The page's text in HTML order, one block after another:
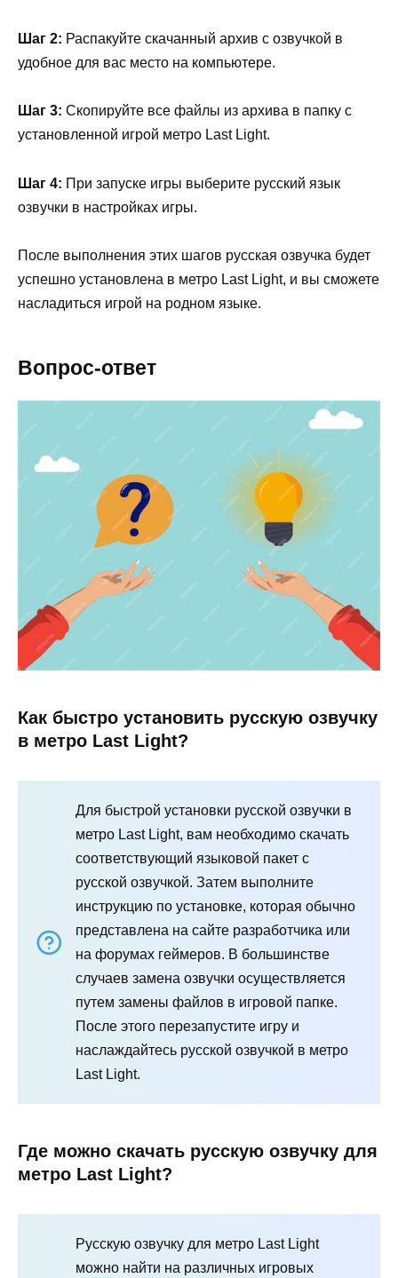
Шаг 2: Распакуйте скачанный архив с озвучкой в
удобное для вас место на компьютере.
Шаг 3: Скопируйте все файлы из архива в папку с
установленной игрой метро Last Light.
Шаг 4: При запуске игры выберите русский язык
озвучки в настройках игры.
После выполнения этих шагов русская озвучка будет
успешно установлена в метро Last Light, и вы сможете
насладиться игрой на родном языке.
Вопрос-ответ
Как быстро установить русскую озвучку
в метро Last Light?
Для быстрой установки русской озвучки в
метро Last Light, вам необходимо скачать
соответствующий языковой пакет с
русской озвучкой. Затем выполните
инструкцию по установке, которая обычно
представлена на сайте разработчика или
на форумах геймеров. В большинстве
случаев замена озвучки осуществляется
путем замены файлов в игровой папке.
После этого перезапустите игру и
наслаждайтесь русской озвучкой в метро
Last Light.
Где можно скачать русскую озвучку для
метро Last Light?
Русскую озвучку для метро Last Light
можно найти на различных игровых